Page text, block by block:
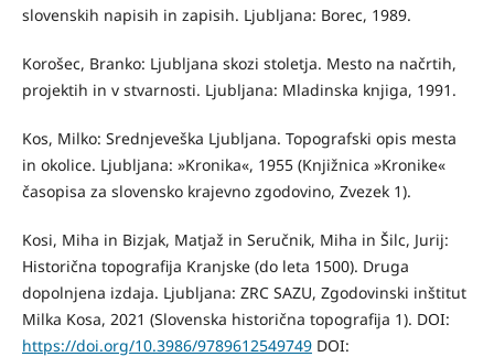
slovenskih napisih in zapisih. Ljubljana: Borec, 1989.
Korošec, Branko: Ljubljana skozi stoletja. Mesto na načrtih,
projektih in v stvarnosti. Ljubljana: Mladinska knjiga, 1991.
Kos, Milko: Srednjeveška Ljubljana. Topografski opis mesta
in okolice. Ljubljana: »Kronika«, 1955 (Knjižnica »Kronike«
časopisa za slovensko krajevno zgodovino, Zvezek 1).
Kosi, Miha in Bizjak, Matjaž in Seručnik, Miha in Šilc, Jurij:
Historična topografija Kranjske (do leta 1500). Druga
dopolnjena izdaja. Ljubljana: ZRC SAZU, Zgodovinski inštitut
Milka Kosa, 2021 (Slovenska historična topografija 1). DOI:
https://doi.org/10.3986/9789612549749DOI: